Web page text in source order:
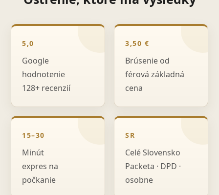
5,0
Google
hodnotenie
128+ recenzií
3,50 €
Brúsenie od
férová základná
cena
15–30
Minút
expres na
počkanie
SR
Celé Slovensko
Packeta · DPD ·
osobne